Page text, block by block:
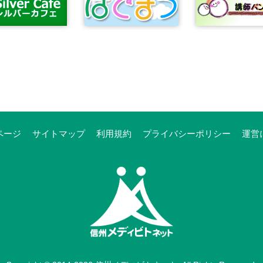
ージ サイトマップ 利用規約 プライバシーポリシー 運営